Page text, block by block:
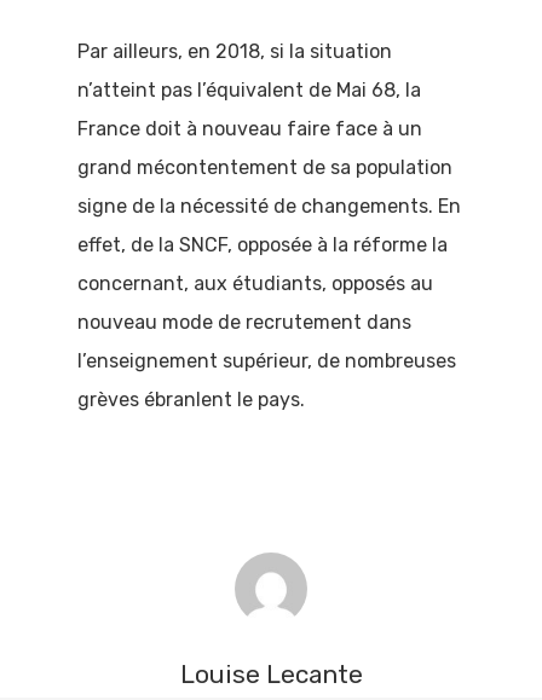
Par ailleurs, en 2018, si la situation
n’atteint pas l’équivalent de Mai 68, la
France doit à nouveau faire face à un
grand mécontentement de sa population
signe de la nécessité de changements. En
effet, de la SNCF, opposée à la réforme la
concernant, aux étudiants, opposés au
nouveau mode de recrutement dans
l’enseignement supérieur, de nombreuses
grèves ébranlent le pays.
Louise Lecante